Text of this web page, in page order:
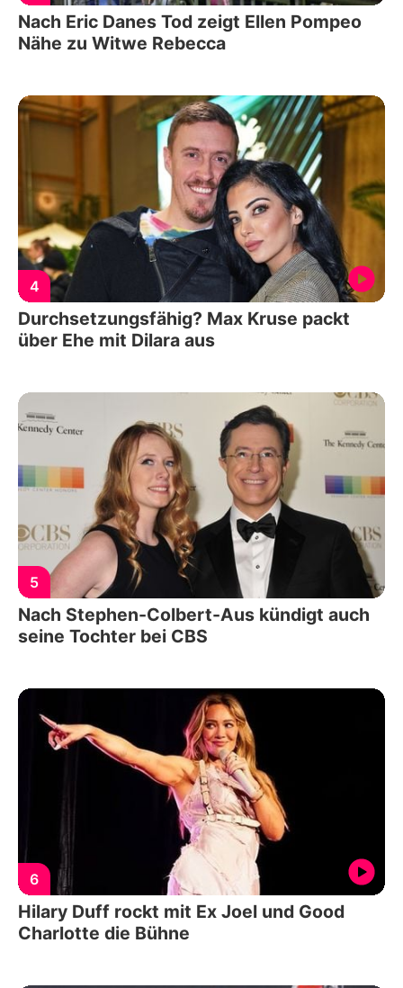
Nach Eric Danes Tod zeigt Ellen Pompeo
Nähe zu Witwe Rebecca
4
Durchsetzungsfähig? Max Kruse packt
über Ehe mit Dilara aus
5
Nach Stephen-Colbert-Aus kündigt auch
seine Tochter bei CBS
6
Hilary Duff rockt mit Ex Joel und Good
Charlotte die Bühne